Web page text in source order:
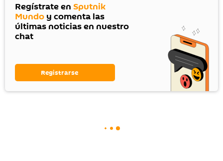
Regístrate en Sputnik
Mundo y comenta las
últimas noticias en nuestro
chat
Registrarse